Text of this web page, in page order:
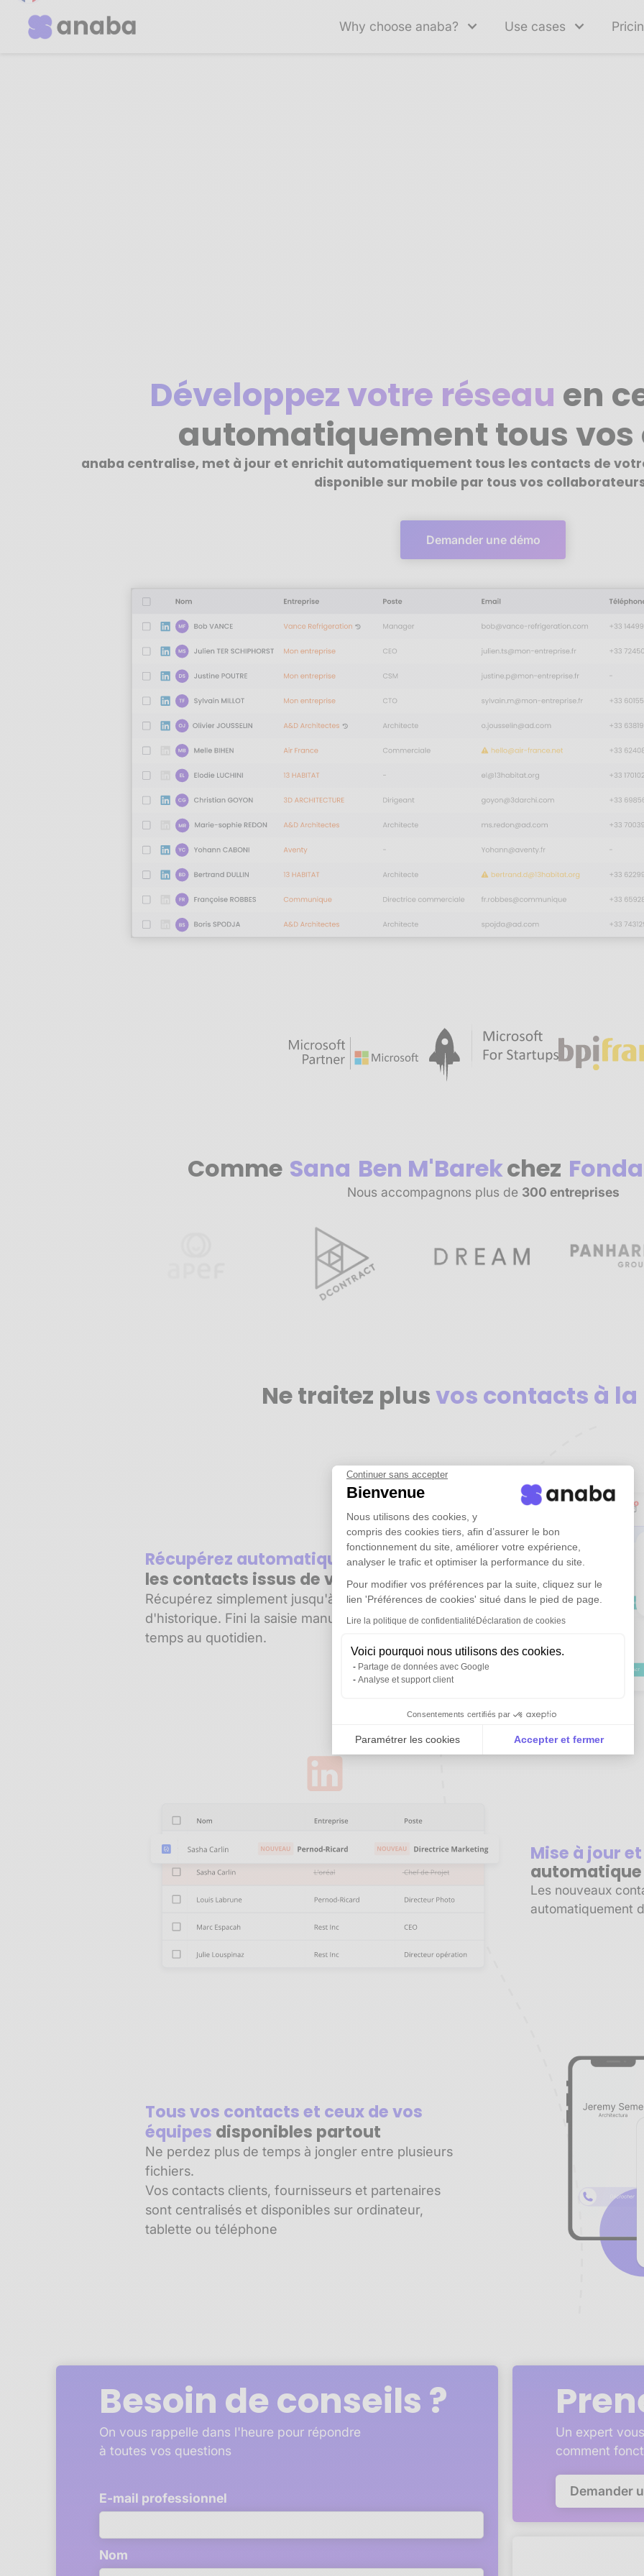
Continuer sans accepter
Bienvenue
Nous utilisons des cookies, y
compris des cookies tiers, afin d’assurer le bon
fonctionnement du site, améliorer votre expérience,
analyser le trafic et optimiser la performance du site.
Pour modifier vos préférences par la suite, cliquez sur le
lien 'Préférences de cookies' situé dans le pied de page.
Lire la politique de confidentialité Déclaration de cookies
Voici pourquoi nous utilisons des cookies.
Partage de données avec Google
Analyse et support client
Consentements certifiés par
Paramétrer les cookies Accepter et fermer
Notre plateforme vous permet d'adapter et de gérer
Why choose anaba? Use cases
Développez votre réseau en
automatiquement tous
anaba centralise, met à jour et enrichit automatiquement tous les contacts de
disponible sur mobile par tous vos
Demander une démo
Comme Sana Ben M'Barekchez
Nous accompagnons plus de 300 entreprises
Ne traitez plusvos contacts à
Récupérez automatiquementtous
les contacts issus de vos emails
Récupérez simplement jusqu'à plusieurs années
d'historique. Fini la saisie manuelle. Gagnez du
temps au quotidien.
Mise à jour
automatique
Les nouveaux
automatiquement
Tous vos contacts et ceux de vos
équipes disponibles partout
Ne perdez plus de temps à jongler entre plusieurs
fichiers.
Vos contacts clients, fournisseurs et partenaires
sont centralisés et disponibles sur ordinateur,
tablette ou téléphone
Besoin de conseils ?
On vous rappelle dans l'heure pour répondre
à toutes vos questions
E-mail professionnel
Nom
Un expert
comment
Demander